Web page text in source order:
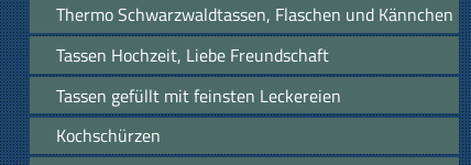
Thermo Schwarzwaldtassen, Flaschen und Kännchen
Tassen Hochzeit, Liebe Freundschaft
Tassen gefüllt mit feinsten Leckereien
Kochschürzen